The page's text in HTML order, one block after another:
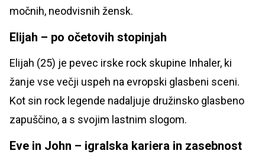
močnih, neodvisnih žensk.
Elijah – po očetovih stopinjah
Elijah (25) je pevec irske rock skupine Inhaler, ki
žanje vse večji uspeh na evropski glasbeni sceni.
Kot sin rock legende nadaljuje družinsko glasbeno
zapuščino, a s svojim lastnim slogom.
Eve in John – igralska kariera in zasebnost